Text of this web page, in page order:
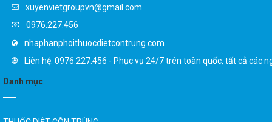
THUỐC DIỆT CÔN TRÙNG